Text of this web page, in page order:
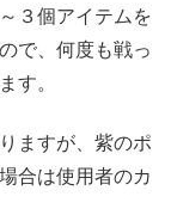
３個アイテムを
で、何度も戦っ
す。
ますが、紫のポ
合は使用者のカ